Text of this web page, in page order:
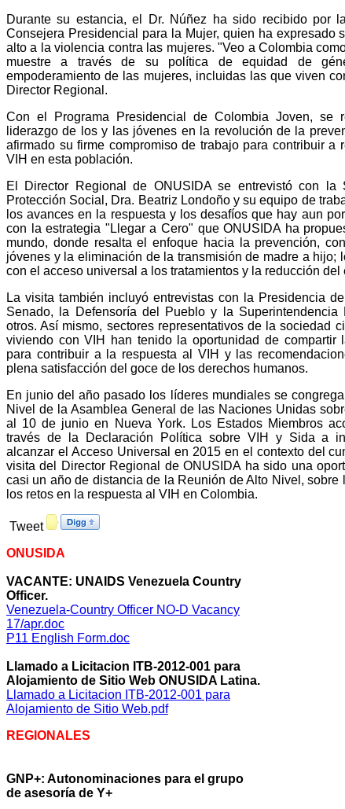
Durante su estancia, el Dr. Núñez ha sido recibido por
Consejera Presidencial para la Mujer, quien ha expresado
alto a la violencia contra las mujeres. "Veo a Colombia
muestre a través de su política de equidad de
empoderamiento de las mujeres, incluidas las que viven
Director Regional.
Con el Programa Presidencial de Colombia Joven, se
liderazgo de los y las jóvenes en la revolución de la
afirmado su firme compromiso de trabajo para contribuir a
VIH en esta población.
El Director Regional de ONUSIDA se entrevistó con la
Protección Social, Dra. Beatriz Londoño y su equipo de
los avances en la respuesta y los desafíos que hay aun
con la estrategia "Llegar a Cero" que ONUSIDA ha
mundo, donde resalta el enfoque hacia la prevención,
jóvenes y la eliminación de la transmisión de madre a hijo;
con el acceso universal a los tratamientos y la reducción
La visita también incluyó entrevistas con la Presidencia
Senado, la Defensoría del Pueblo y la Superintendencia
otros. Así mismo, sectores representativos de la sociedad
viviendo con VIH han tenido la oportunidad de compartir
para contribuir a la respuesta al VIH y las
plena satisfacción del goce de los derechos humanos.
En junio del año pasado los líderes mundiales se
Nivel de la Asamblea General de las Naciones Unidas
al 10 de junio en Nueva York. Los Estados Miembros
través de la Declaración Política sobre VIH y Sida a
alcanzar el Acceso Universal en 2015 en el contexto del
visita del Director Regional de ONUSIDA ha sido una
casi un año de distancia de la Reunión de Alto Nivel, sobre
los retos en la respuesta al VIH en Colombia.
Tweet
ONUSIDA
VACANTE: UNAIDS Venezuela Country
Officer.
Venezuela-Country Officer NO-D Vacancy
17/apr.doc
P11 English Form.doc
Llamado a Licitacion ITB-2012-001 para
Alojamiento de Sitio Web ONUSIDA Latina.
Llamado a Licitacion ITB-2012-001 para
Alojamiento de Sitio Web.pdf
REGIONALES
GNP+: Autonominaciones para el grupo
de asesoría de Y+